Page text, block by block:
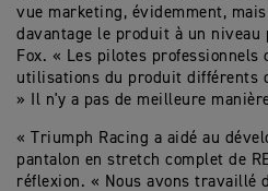
vue marketing, évidemment,
davantage le produit à un niveau
Fox. « Les pilotes professionnels
utilisations du produit différents
» Il n'y a pas de meilleure
« Triumph Racing a aidé au
pantalon en stretch complet de
réflexion. « Nous avons travaillé